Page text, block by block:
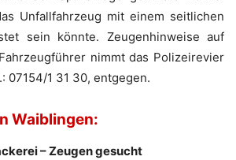
Unfallfahrzeug mit einem seitlichen
sein könnte. Zeugenhinweise auf
nimmt das Polizeirevier
07154/1 31 30, entgegen.
Waiblingen:
– Zeugen gesucht